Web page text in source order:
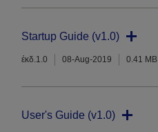
Startup Guide (v1.0)
έκδ.1.0 08-Aug-2019 0.41 MB
User's Guide (v1.0)